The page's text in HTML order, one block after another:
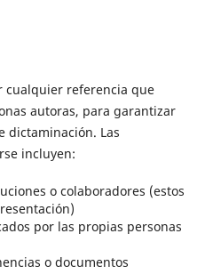
cualquier referencia que
autoras, para garantizar
dictaminación. Las
incluyen:
o colaboradores (estos
por las propias personas
o documentos